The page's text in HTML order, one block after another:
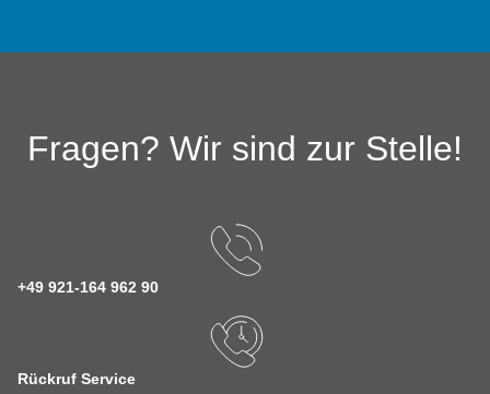
Fragen? Wir sind zur Stelle!
+49 921-164 962 90
Rückruf Service